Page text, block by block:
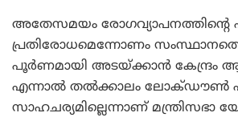
അതേസമയം രോഗവ്യാപനത്തിന്റെ
പ്രതിരോധമെന്നോണം
പൂര്‍ണമായി അടയ്ക്കാന്‍ കേന്ദ്രം
എന്നാല്‍ തല്‍ക്കാലം ലോക്ഡൗണ്‍
സാഹചര്യമില്ലെന്നാണ് മന്ത്രിസഭാ